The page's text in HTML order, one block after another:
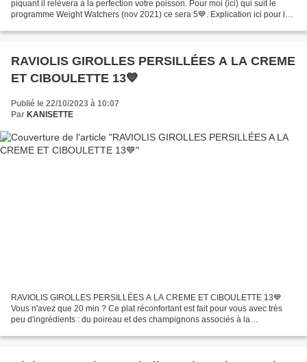
piquant il relèvera à la perfection votre poisson. Pour moi (ici) qui suit le
programme Weight Watchers (nov 2021) ce sera 5💙. Explication ici pour les
RAVIOLIS GIROLLES PERSILLÉES A LA CREME
ET CIBOULETTE 13💙
Publié le 22/10/2023 à 10:07
Par KANISETTE
RAVIOLIS GIROLLES PERSILLÉES A LA CREME ET CIBOULETTE 13💙
Vous n'avez que 20 min ? Ce plat réconfortant est fait pour vous avec très
peu d'ingrédients : du poireau et des champignons associés à la